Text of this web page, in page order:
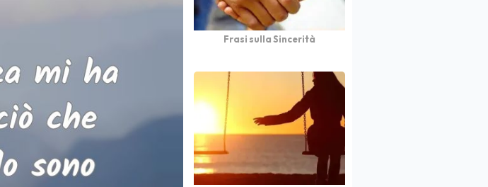
Frasi sulla Sincerità